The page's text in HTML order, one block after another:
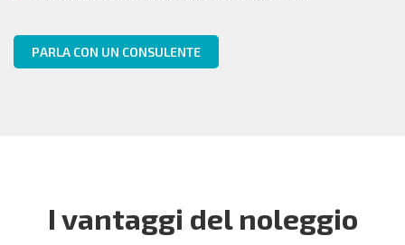
PARLA CON UN CONSULENTE
I vantaggi del noleggio